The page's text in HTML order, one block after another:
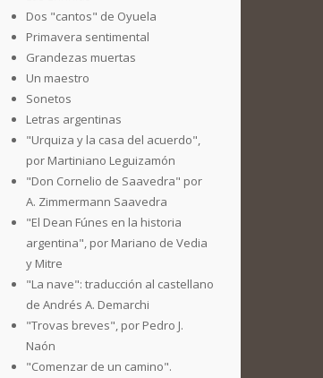
Dos "cantos" de Oyuela
Primavera sentimental
Grandezas muertas
Un maestro
Sonetos
Letras argentinas
"Urquiza y la casa del acuerdo",
por Martiniano Leguizamón
"Don Cornelio de Saavedra" por
A. Zimmermann Saavedra
"El Dean Fúnes en la historia
argentina", por Mariano de Vedia
y Mitre
"La nave": traducción al castellano
de Andrés A. Demarchi
"Trovas breves", por Pedro J.
Naón
"Comenzar de un camino".